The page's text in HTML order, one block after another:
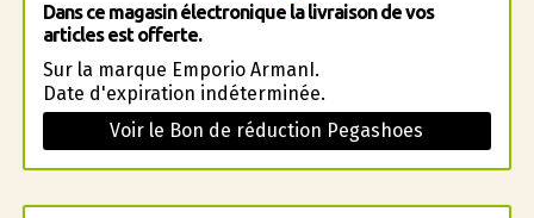
Dans ce magasin électronique la livraison de vos
articles est offerte.
Sur la marque Emporio ArmanI.
Date d'expiration indéterminée.
Voir le Bon de réduction Pegashoes